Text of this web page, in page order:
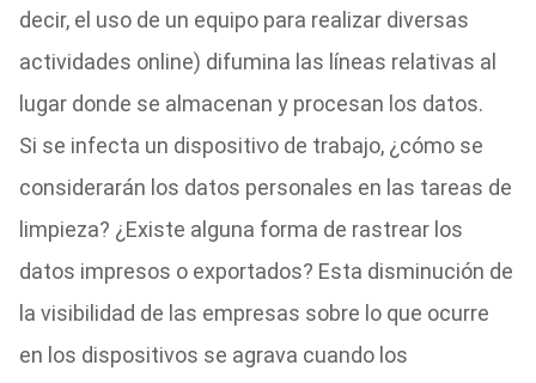
decir, el uso de un equipo para realizar diversas
actividades online) difumina las líneas relativas al
lugar donde se almacenan y procesan los datos.
Si se infecta un dispositivo de trabajo, ¿cómo se
considerarán los datos personales en las tareas de
limpieza? ¿Existe alguna forma de rastrear los
datos impresos o exportados? Esta disminución de
la visibilidad de las empresas sobre lo que ocurre
en los dispositivos se agrava cuando los